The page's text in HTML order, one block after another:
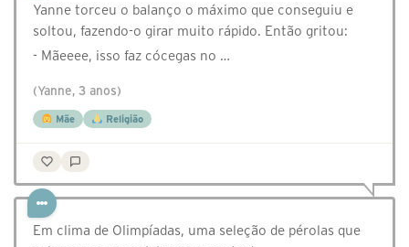
Yanne torceu o balanço o máximo que conseguiu e
soltou, fazendo-o girar muito rápido. Então gritou:
- Mãeeee, isso faz cócegas no …
(Yanne, 3 anos)
Mãe Religião
Em clima de Olimpíadas, uma seleção de pérolas que